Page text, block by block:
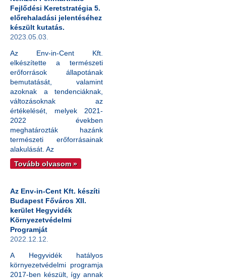
Fejlődési Keretstratégia 5.
előrehaladási jelentéséhez
készült kutatás.
2023.05.03.
Az Env-in-Cent Kft.
elkészítette a természeti
erőforrások állapotának
bemutatását, valamint
azoknak a tendenciáknak,
változásoknak az
értékelését, melyek 2021-
2022 években
meghatározták hazánk
természeti erőforrásainak
alakulását. Az
Tovább olvasom »
Az Env-in-Cent Kft. készíti
Budapest Főváros XII.
kerület Hegyvidék
Környezetvédelmi
Programját
2022.12.12.
A Hegyvidék hatályos
környezetvédelmi programja
2017-ben készült, így annak